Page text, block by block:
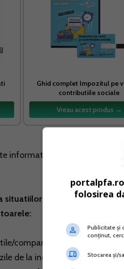
Ghid complet Impozitul pe
contributiile sociale
Vreau acest produs →
informative" (cod 30) si
situatiilor financiare anuale
companiile nationale, regiile
de la incheierea exercitiului
folosirea
Publicitate și
conținut,
Stocarea și/